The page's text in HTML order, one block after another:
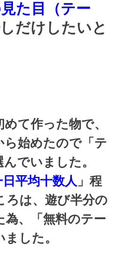
た目（テー
だけしたいと
て作った物で、
始めたので「テ
でいました。
日平均十数人 」程
ろは、遊び半分の
、「無料のテー
した。